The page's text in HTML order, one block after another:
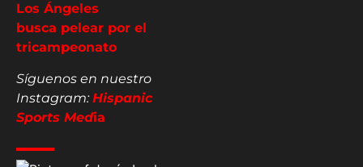
Los Ángeles
busca pelear por el
tricampeonato
Síguenos en nuestro
Instagram:Hispanic
Sports Media